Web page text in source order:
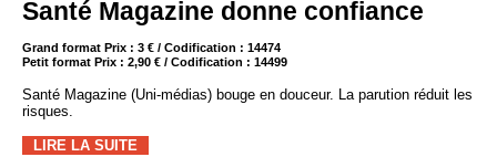
Santé Magazine donne confiance
Grand format Prix : 3 € / Codification : 14474
Petit format Prix : 2,90 € / Codification : 14499
Santé Magazine (Uni-médias) bouge en douceur. La parution réduit les
risques.
LIRE LA SUITE